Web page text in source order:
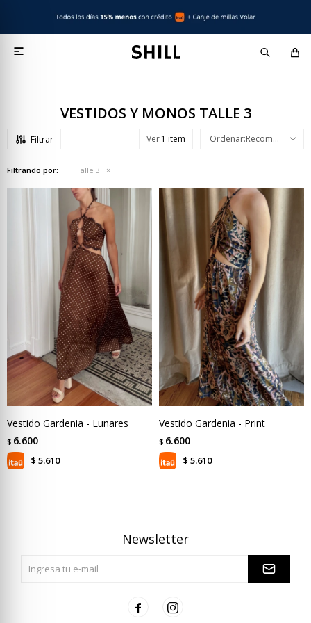

VESTIDOS Y MONOS TALLE 3
Ver Recomendados
Filtrando por: Talle 3
Vestido Gardenia - Lunares
$ 6.600
$ 5.610
Vestido Gardenia - Print
$ 6.600
$ 5.610
Newsletter
 